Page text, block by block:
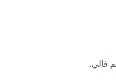
فالي.